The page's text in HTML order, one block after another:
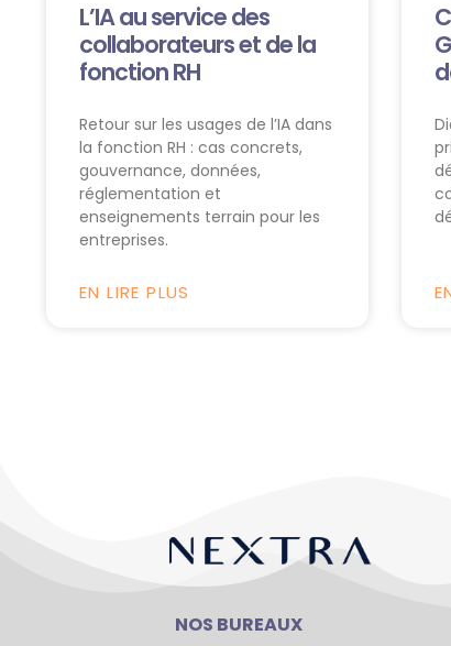
L’IA au service des
collaborateurs et de la
fonction RH
Retour sur les usages de l’IA dans
la fonction RH : cas concrets,
gouvernance, données,
réglementation et
enseignements terrain pour les
entreprises.
EN LIRE PLUS
NOS BUREAUX